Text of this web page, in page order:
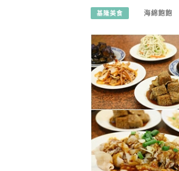
基隆美食 海綿飽飽